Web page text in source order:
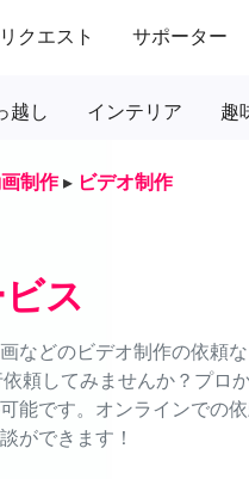
リクエスト サポーター
越し インテリア 趣
制作 ▸ ビデオ制作
ス
などのビデオ制作の依頼
頼してみませんか？プロ
能です。オンラインでの
ができます！